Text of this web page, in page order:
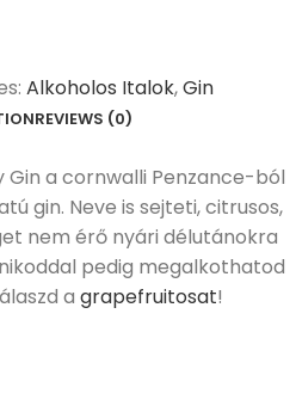
Alkoholos Italok,Gin
REVIEWS (0)
Gin a cornwalli Penzance-ból
gin. Neve is sejteti, citrusos,
nem érő nyári délutánokra
pedig megalkothatod
a grapefruitosat!